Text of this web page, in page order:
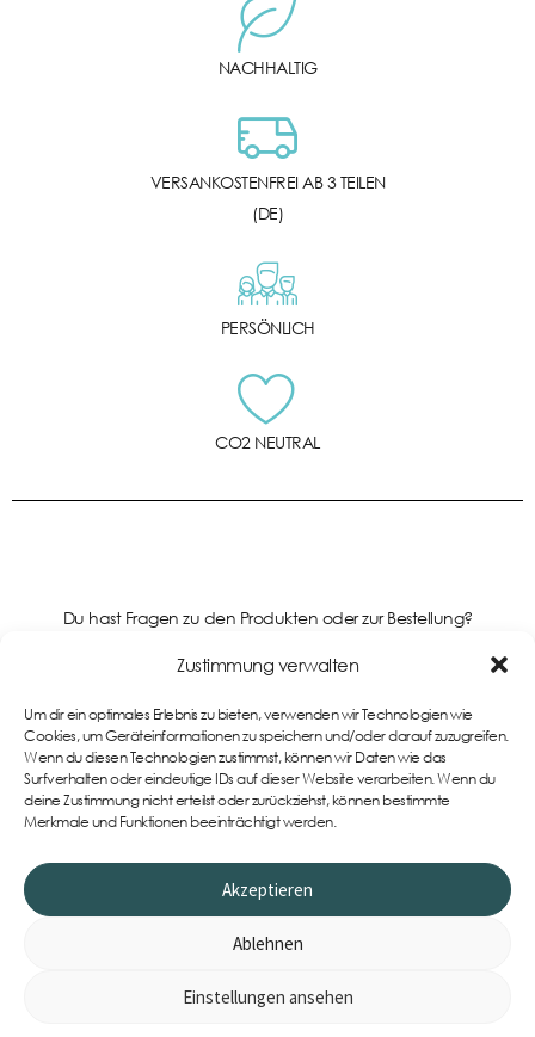
Zustimmung verwalten
Um dir ein optimales Erlebnis zu bieten, verwenden wir Technologien wie
Cookies, um Geräteinformationen zu speichern und/oder darauf zuzugreifen.
Wenn du diesen Technologien zustimmst, können wir Daten wie das
Surfverhalten oder eindeutige IDs auf dieser Website verarbeiten. Wenn du
deine Zustimmung nicht erteilst oder zurückziehst, können bestimmte
Merkmale und Funktionen beeinträchtigt werden.
Akzeptieren
Ablehnen
Einstellungen ansehen
NACHHALTIG
VERSANKOSTENFREI AB 3 TEILEN
(DE)
PERSÖNLICH
CO2 NEUTRAL
Du hast Fragen zu den Produkten oder zur Bestellung?
Support